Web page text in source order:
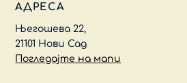
АДРЕСА
Његошева 22,
21101 Нови Сад
Погледајте на мапи